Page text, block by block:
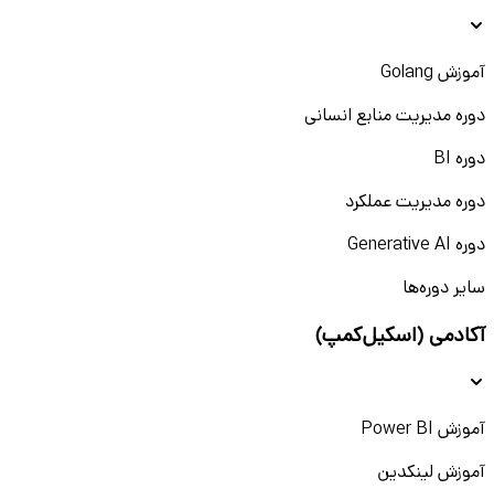
آموزش Golang
دوره مدیریت منابع انسانی
دوره BI
دوره مدیریت عملکرد
دوره Generative AI
سایر دوره‌ها
آکادمی (اسکیل‌کمپ)
آموزش Power BI
آموزش لینکدین